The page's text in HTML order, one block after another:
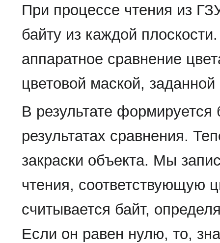
При процессе чтения из
байту из каждой
аппаратное сравнение
цветовой маской,
В результате
результатах сравнения.
закраски объекта. Мы
чтения, соответствующую
считывается байт,
Если он равен нулю, то,